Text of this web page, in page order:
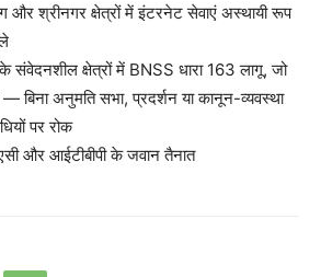
और श्रीनगर क्षेत्रों में इंटरनेट सेवाएं अस्थायी रूप
संवेदनशील क्षेत्रों में BNSS धारा 163 लागू, जो
बिना अनुमति सभा, प्रदर्शन या कानून-व्यवस्था
पर रोक
और आईटीबीपी के जवान तैनात